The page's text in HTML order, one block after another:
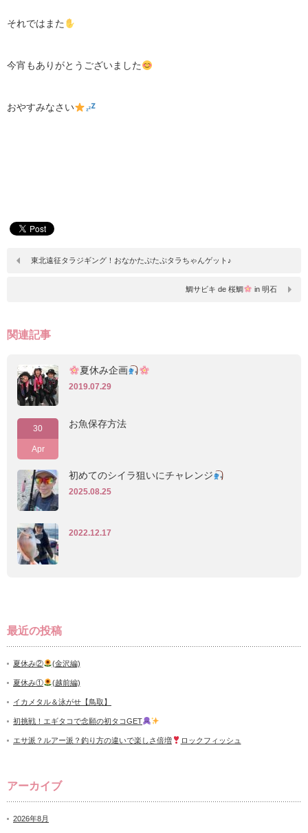
それではまた
今宵もありがとうございました
おやすみなさい
東北遠征タラジギング！おなかたぷたぷタラちゃんゲット♪
鯛サビキ de 桜鯛 in 明石
関連記事
夏休み企画
2019.07.29
30
Apr
お魚保存方法
初めてのシイラ狙いにチャレンジ
2025.08.25
2022.12.17
最近の投稿
夏休み② (金沢編)
夏休み① (越前編)
イカメタル＆泳がせ【鳥取】
初挑戦！エギタコで念願の初タコGET
エサ派？ルアー派？釣り方の違いで楽しさ倍増 ロックフィッシュ
アーカイブ
2026年8月